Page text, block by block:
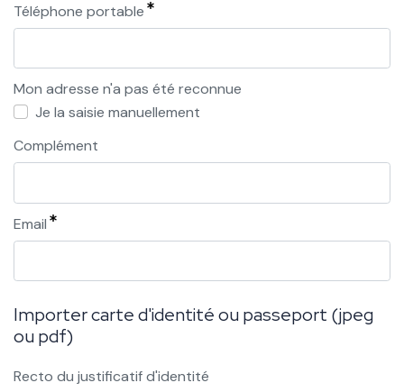
Téléphone portable
Mon adresse n'a pas été reconnue
Je la saisie manuellement
Complément
Email
Importer carte d'identité ou passeport (jpeg
ou pdf)
Recto du justificatif d'identité